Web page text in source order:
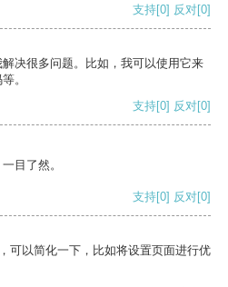
支持[0] 反对[0]
决很多问题。比如，我可以使用它来
。
支持[0] 反对[0]
目了然。
支持[0] 反对[0]
可以简化一下，比如将设置页面进行优